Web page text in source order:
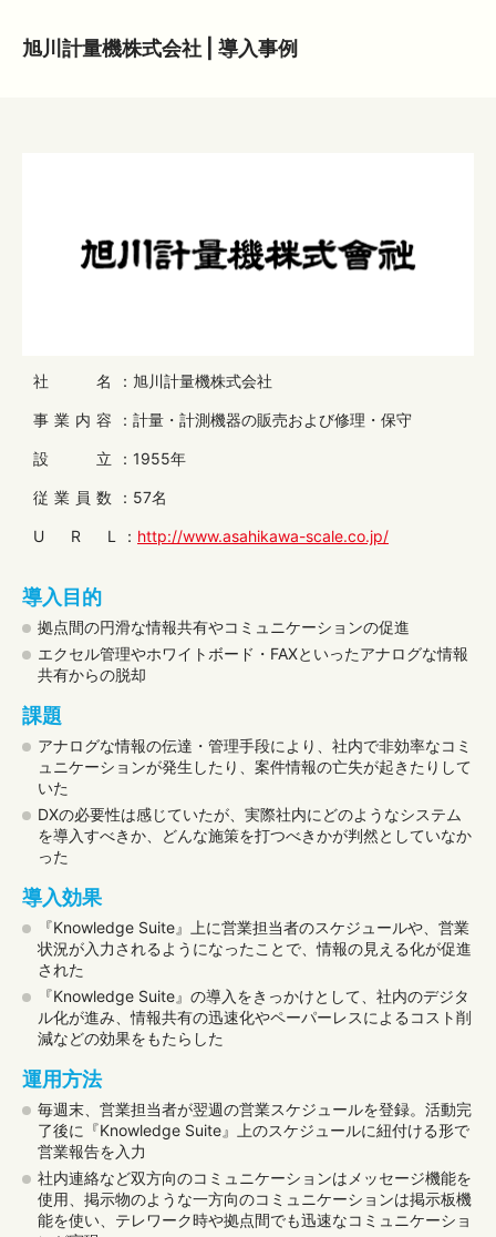
旭川計量機株式会社 | 導入事例
導入目的
拠点間の円滑な情報共有やコミュニケーションの促進
エクセル管理やホワイトボード・FAXといったアナログな情報
共有からの脱却
課題
アナログな情報の伝達・管理手段により、社内で非効率なコミ
ュニケーションが発生したり、案件情報の亡失が起きたりして
いた
DXの必要性は感じていたが、実際社内にどのようなシステム
を導入すべきか、どんな施策を打つべきかが判然としていなか
った
導入効果
『Knowledge Suite』上に営業担当者のスケジュールや、営業
状況が入力されるようになったことで、情報の見える化が促進
された
『Knowledge Suite』の導入をきっかけとして、社内のデジタ
ル化が進み、情報共有の迅速化やペーパーレスによるコスト削
減などの効果をもたらした
運用方法
毎週末、営業担当者が翌週の営業スケジュールを登録。活動完
了後に『Knowledge Suite』上のスケジュールに紐付ける形で
営業報告を入力
社内連絡など双方向のコミュニケーションはメッセージ機能を
使用、掲示物のような一方向のコミュニケーションは掲示板機
能を使い、テレワーク時や拠点間でも迅速なコミュニケーショ
社 名 ：旭川計量機株式会社
事業内容 ：計量・計測機器の販売および修理・保守
設 立 ：1955年
従業員数 ：57名
U R L ： http://www.asahikawa-scale.co.jp/